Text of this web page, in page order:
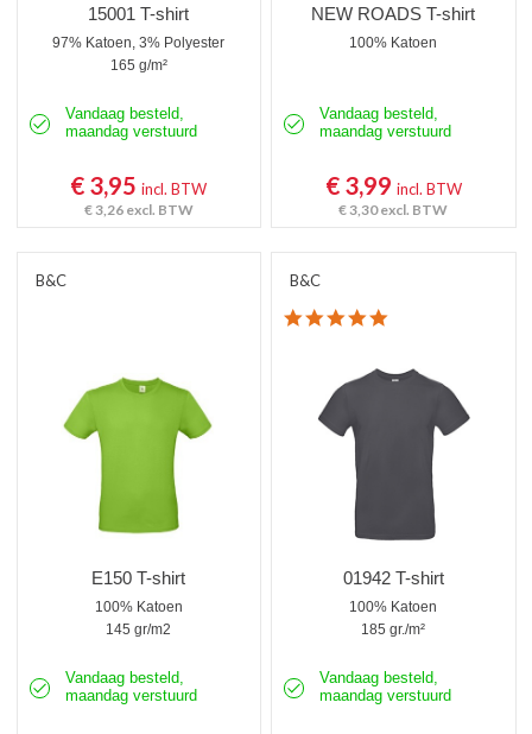
15001 T-shirt
97% Katoen, 3% Polyester
165 g/m²
Vandaag besteld,
maandag verstuurd
€ 3,95incl. BTW
€ 3,26 excl. BTW
NEW ROADS T-shirt
100% Katoen
Vandaag besteld,
maandag verstuurd
€ 3,99 incl. BTW
€ 3,30excl. BTW
B&C
E150 T-shirt
100% Katoen
145 gr/m2
Vandaag besteld,
maandag verstuurd
B&C
4.8 star rating
01942 T-shirt
100% Katoen
185 gr./m²
Vandaag besteld,
maandag verstuurd